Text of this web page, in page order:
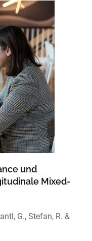
und
Mixed-
G., Stefan, R. &